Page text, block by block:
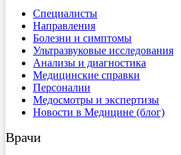
Специалисты
Направления
Болезни и симптомы
Ультразвуковые исследования
Анализы и диагностика
Медицинские справки
Персоналии
Медосмотры и экспертизы
Новости в Медицине (блог)
Врачи